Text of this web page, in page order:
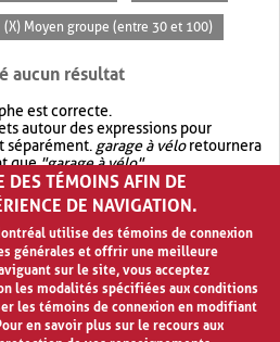
(X) Moyen groupe (entre 30 et 100)
aucun résultat
est correcte.
autour des expressions pour
séparément. garage à véloretournera
que"garage à vélo".
recherche avec OR.garage OR vélo
de résultat quegarage à vélo
DES TÉMOINS AFIN DE
DE NAVIGATION.
utilise des témoins de connexion
générales et offrir une meilleure
sur le site, vous acceptez
les modalités spécifiées aux conditions
les témoins de connexion en modifiant
en savoir plus sur le recours aux